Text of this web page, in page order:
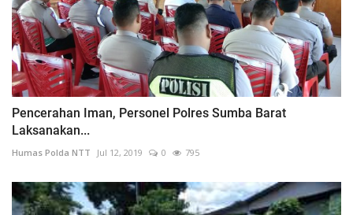
Pencerahan Iman, Personel Polres Sumba Barat
Laksanakan...
Humas Polda NTT Jul 12, 2019 0 795